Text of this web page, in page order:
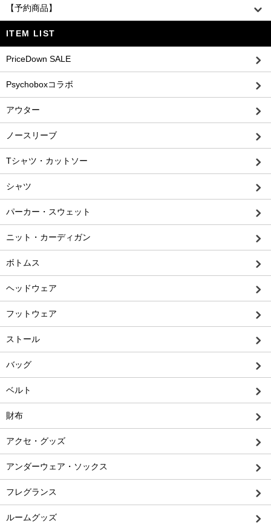
【予約商品】
ITEM LIST
PriceDown SALE
Psychoboxコラボ
アウター
ノースリーブ
Tシャツ・カットソー
シャツ
パーカー・スウェット
ニット・カーディガン
ボトムス
ヘッドウェア
フットウェア
ストール
バッグ
ベルト
財布
アクセ・グッズ
アンダーウェア・ソックス
フレグランス
ルームグッズ